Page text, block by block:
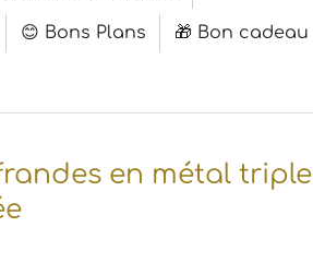
😊 Bons Plans 🎁 Bon cadeau
en métal triple